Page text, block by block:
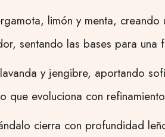
limón y menta,
sentando las bases para una
y jengibre, aportando
que evoluciona con
cierra con profundidad